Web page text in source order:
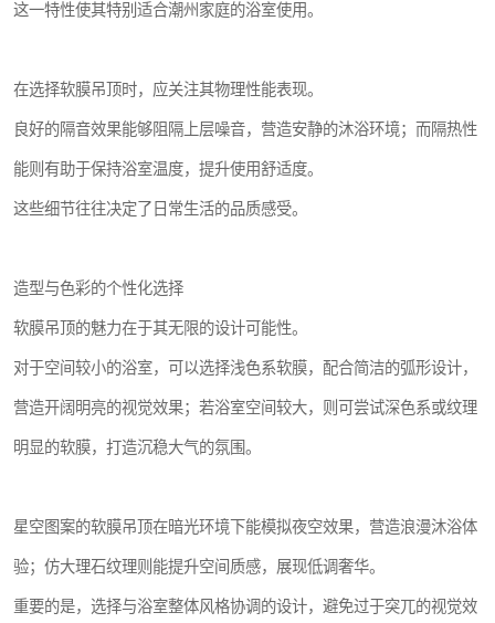
这一特性使其特别适合潮州家庭的浴室使用。
在选择软膜吊顶时，应关注其物理性能表现。
良好的隔音效果能够阻隔上层噪音，营造安静的沐浴环境；而隔热性
能则有助于保持浴室温度，提升使用舒适度。
这些细节往往决定了日常生活的品质感受。
造型与色彩的个性化选择
软膜吊顶的魅力在于其无限的设计可能性。
对于空间较小的浴室，可以选择浅色系软膜，配合简洁的弧形设计，
营造开阔明亮的视觉效果；若浴室空间较大，则可尝试深色系或纹理
明显的软膜，打造沉稳大气的氛围。
星空图案的软膜吊顶在暗光环境下能模拟夜空效果，营造浪漫沐浴体
验；仿大理石纹理则能提升空间质感，展现低调奢华。
重要的是，选择与浴室整体风格协调的设计，避免过于突兀的视觉效